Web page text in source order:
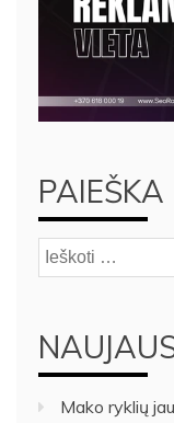
PAIEŠKA
Ieškoti:
Mako ryklių